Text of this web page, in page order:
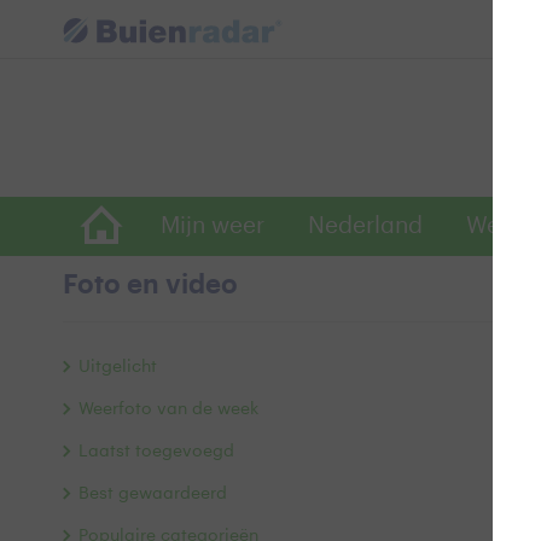
Mijn weer Nederland
Foto en video
Uitgelicht
Weerfoto van de week
Laatst toegevoegd
Best gewaardeerd
Populaire categorieën